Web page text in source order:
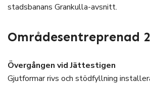
stadsbanans Grankulla-avsnitt.
Områdesentreprenad 2
Övergången vid Jättestigen
Gjutformar rivs och stödfyllning